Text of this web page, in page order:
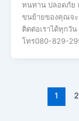
ทนทาน ปลอดภัย
ขนย้ายของคุณจะ
ติดต่อเราได้ทุกวั
โทร080-829-
1 2